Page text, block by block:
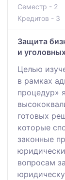
Семестр - 2
Кредитов - 3
Защита
и
Целью
в рамках
процедур»
готовых
которые
законные
вопросам